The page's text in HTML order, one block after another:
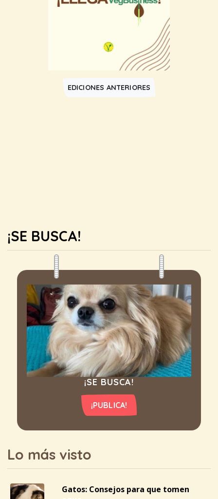
EDICIONES ANTERIORES
¡SE BUSCA!
¡SE BUSCA!
¡PUBLICA!
Lo más visto
Gatos: Consejos para que tomen